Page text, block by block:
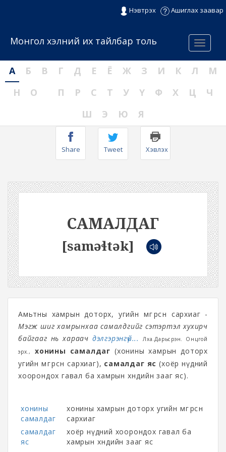
Нэвтрэх Ашиглах заавар
Menu
Монгол хэлний их тайлбар толь
А Б В Г Д Е Ё Ж З И К Л
М
Н
О П Р С Т У Ү Ф Х Ц
Ч
Ш
Э Ю Я
Share Tweet Хэвлэх
САМАЛДАГ
[saməɬtək]
Амьтны хамрын доторх, угийн мөгөөрсөн сархиаг -
Мэгж шиг хамрынхаа самалдгийг сэтэртэл хухирч
байгааг нь хараач дэлгэрэнгүй...
Лха.Дарьсүрэн. Онцгой
эрх.,
хонины самалдаг (хонины хамрын доторх
угийн мөгөөрсө‎н сархиаг), самалдаг яс (хоёр нүдний
хоорондох гавал ба хамрын хөндийн зааг яс).
хонины
самалдаг
хонины хамрын доторх угийн мөгөөрсөн
сархиаг
самалдаг
яс
хоёр нүдний хоорондох гавал ба
хамрын хөндийн зааг яс